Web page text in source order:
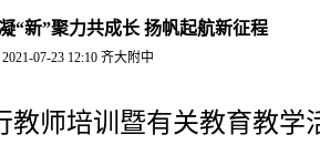
“新”聚力共成长 扬帆起航新征程
2021-07-23 12:10 齐大附中
师培训暨有关教育教学